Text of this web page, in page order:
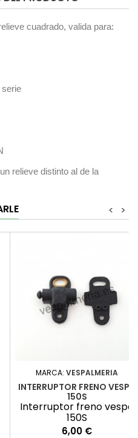
cuadrado, valida para:
relieve distinto al de la
>
<
MARCA: VESPALMERIA
INTERRUPTOR FRENO VESPA
150S
Interruptor freno vespa
150S
Precio
6,00 €